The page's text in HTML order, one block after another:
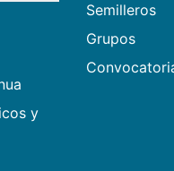
y
Semilleros
Grupos